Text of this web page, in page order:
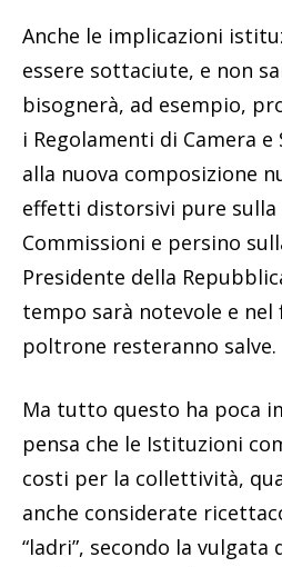
Anche le implicazioni
essere sottaciute, e non
bisognerà, ad esempio,
i Regolamenti di Camera
alla nuova composizione
effetti distorsivi pure sulla
Commissioni e persino
Presidente della
tempo sarà notevole e
poltrone resteranno salve.
Ma tutto questo ha poca
pensa che le Istituzioni
costi per la collettività,
anche considerate
“ladri”, secondo la vulgata